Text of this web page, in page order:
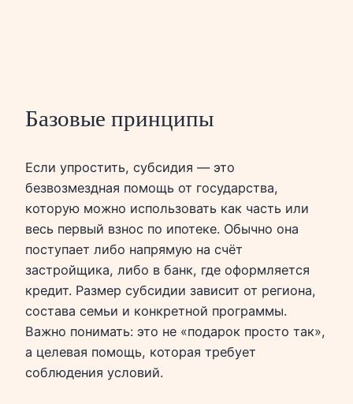
Базовые принципы
Если упростить, субсидия — это
безвозмездная помощь от государства,
которую можно использовать как часть или
весь первый взнос по ипотеке. Обычно она
поступает либо напрямую на счёт
застройщика, либо в банк, где оформляется
кредит. Размер субсидии зависит от региона,
состава семьи и конкретной программы.
Важно понимать: это не «подарок просто так»,
а целевая помощь, которая требует
соблюдения условий.